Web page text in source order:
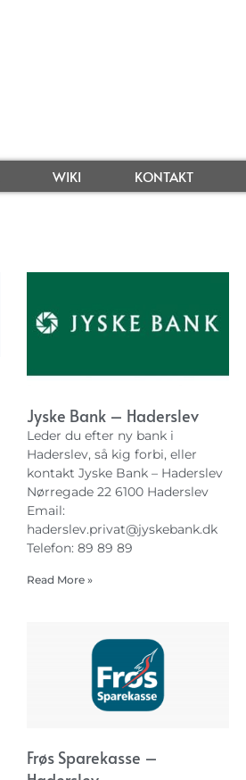
WIKI KONTAKT
Jyske Bank – Haderslev
Leder du efter ny bank i
Haderslev, så kig forbi, eller
kontakt Jyske Bank – Haderslev
Nørregade 22 6100 Haderslev
Email:
haderslev.privat@jyskebank.dk
Telefon: 89 89 89
Read More »
Frøs Sparekasse –